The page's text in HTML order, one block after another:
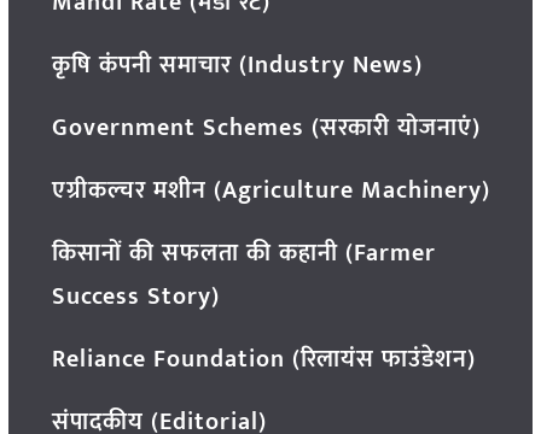
कृषि कंपनी समाचार (Industry News)
Government Schemes (सरकारी योजनाएं)
एग्रीकल्चर मशीन (Agriculture Machinery)
किसानों की सफलता की कहानी (Farmer
Success Story)
Reliance Foundation (रिलायंस फाउंडेशन)
संपादकीय (Editorial)